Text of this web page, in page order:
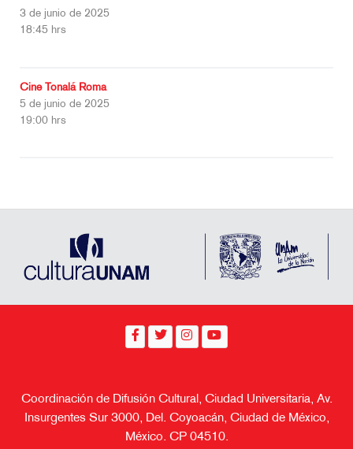
3 de junio de 2025
18:45 hrs
Cine Tonalá Roma
5 de junio de 2025
19:00 hrs
Coordinación de Difusión Cultural, Ciudad Universitaria, Av.
Insurgentes Sur 3000, Del. Coyoacán, Ciudad de México,
México. CP 04510.